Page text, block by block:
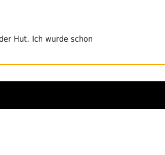
Hut. Ich wurde schon